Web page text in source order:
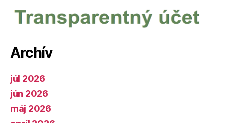
Archív
júl 2026
jún 2026
máj 2026